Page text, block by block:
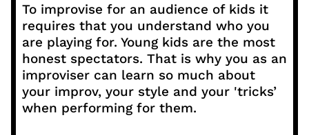
To improvise for an audience of kids it
requires that you understand who you
are playing for. Young kids are the most
honest spectators. That is why you as an
improviser can learn so much about
your improv, your style and your 'tricks’
when performing for them.